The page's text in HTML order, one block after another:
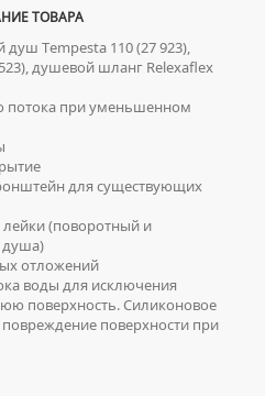
ТОВАРА
душ Tempesta 110 (27 923),
душевой шланг Relexaflex
потока при уменьшенном
для существующих
(поворотный и
душа)
отложений
воды для исключения
поверхность. Силиконовое
поверхности при
МОНТАЖА
КАМНЯ
ПИССУАРОВ
ДЛЯ РУК
РУК